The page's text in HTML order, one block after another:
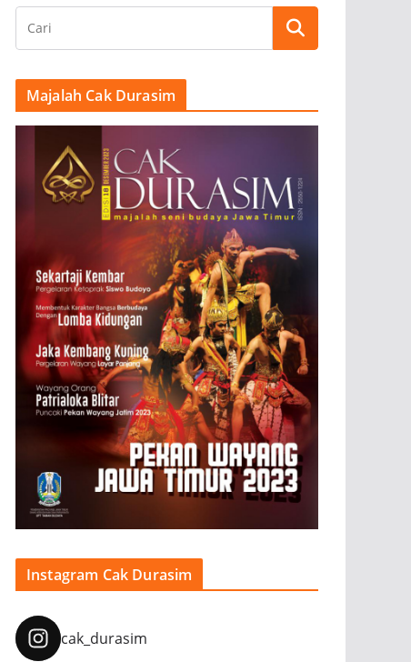
Majalah Cak Durasim
Instagram Cak Durasim
cak_durasim